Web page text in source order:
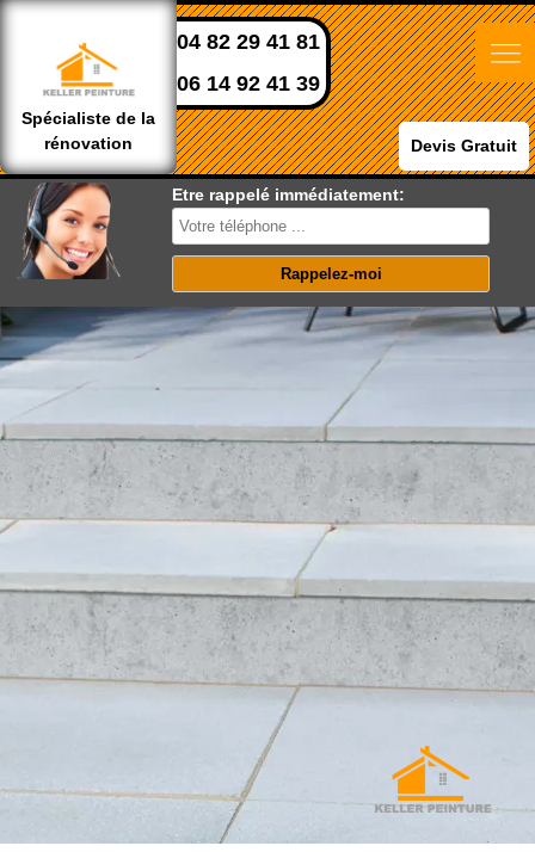
Spécialiste de la
rénovation
04 82 29 41 81
06 14 92 41 39
Devis Gratuit
Etre rappelé immédiatement: